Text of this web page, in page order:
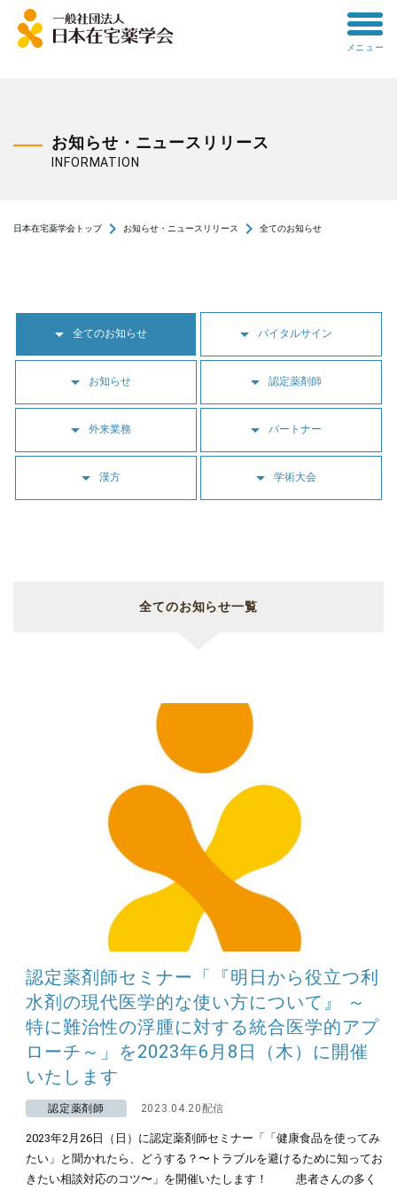
toggle
メニュー
お知らせ・ニュースリリース
INFORMATION
日本在宅薬学会トップnavigate_next お知らせ・ニュースリリース navigate_next 全てのお知らせ
arrow_drop_down 全てのお知らせ arrow_drop_down バイタルサイン
arrow_drop_down お知らせ arrow_drop_down 認定薬剤師
arrow_drop_down 外来業務 arrow_drop_down パートナー
arrow_drop_down 漢方 arrow_drop_down 学術大会
全てのお知らせ一覧
認定薬剤師セミナー「『明日から役立つ利
水剤の現代医学的な使い方について』 ～
特に難治性の浮腫に対する統合医学的アプ
ローチ～」を2023年6月8日（木）に開催
いたします
認定薬剤師 2023.04.20配信
2023年2月26日（日）に認定薬剤師セミナー「「健康食品を使ってみ
たい」と聞かれたら、どうする？〜トラブルを避けるために知ってお
きたい相談対応のコツ〜」を開催いたします！ 患者さんの多く